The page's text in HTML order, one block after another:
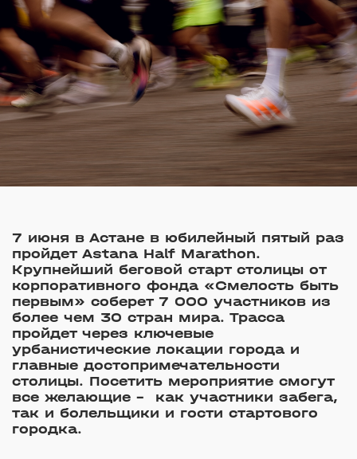
7 июня в Астане в юбилейный пятый раз
пройдет Astana Half Marathon.
Крупнейший беговой старт столицы от
корпоративного фонда «Смелость быть
первым» соберет 7 000 участников из
более чем 30 стран мира. Трасса
пройдет через ключевые
урбанистические локации города и
главные достопримечательности
столицы. Посетить мероприятие смогут
все желающие – как участники забега,
так и болельщики и гости стартового
городка.